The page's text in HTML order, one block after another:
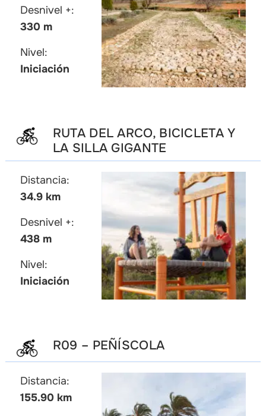
Desnivel +:
330 m
Nivel:
Iniciación
RUTA DEL ARCO, BICICLETA Y
LA SILLA GIGANTE
Distancia:
34.9 km
Desnivel +:
438 m
Nivel:
Iniciación
R09 – PEÑÍSCOLA
Distancia:
155.90 km